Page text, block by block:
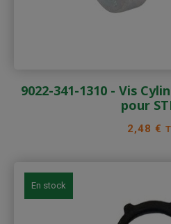
9022-341-1310 - Vis
pour
Prix
2,48 €
En stock